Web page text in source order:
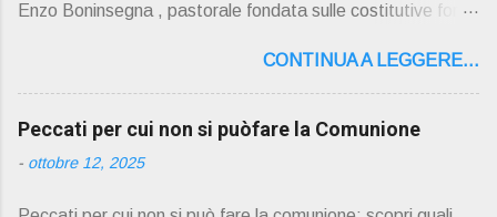
Enzo Boninsegna , pastorale fondata sulle costitutive fon ti
Dio giunta in continuit à ecclesiale a noi per mezzo di Gesù,
degli Apostoli e dei loro successori . Io don Gino Oliosi v
orrei contribuire ad una lettura non pregiudiziale su don
Enzo Boninsegna . Per gli ultimi tempi di vita l'ho scelto
come Confessore. Del suo volume " ERO "CURATO" …
CONTINUA A LEGGERE...
Peccati per cui non si puòfare la Comunione
- ottobre 12, 2025